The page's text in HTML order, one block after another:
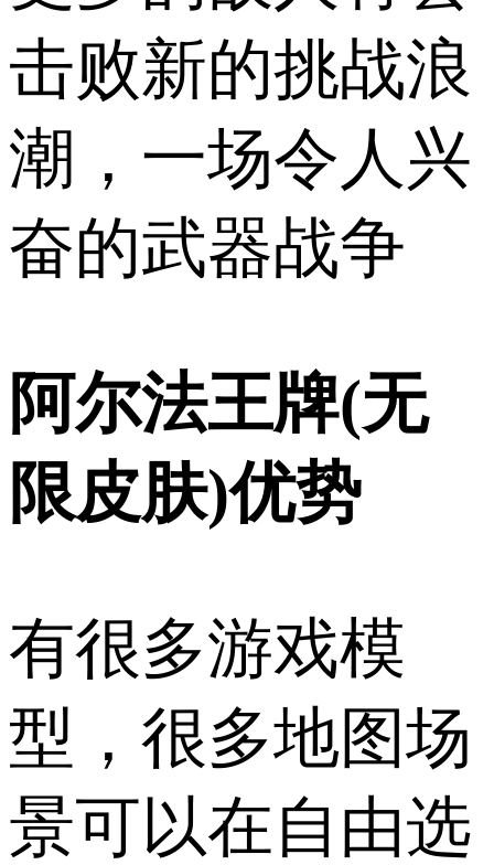
击败新的挑战浪
潮，一场令人兴
奋的武器战争
阿尔法王牌(无
限皮肤)优势
有很多游戏模
型，很多地图场
景可以在自由选